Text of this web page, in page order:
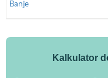
Kalkulator